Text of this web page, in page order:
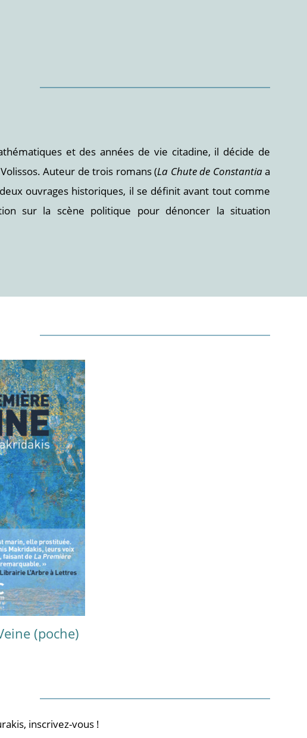
et des années de vie citadine, il décide de
Auteur de trois romans (La Chute de Constantiaa
ouvrages historiques, il se définit avant tout comme
sur la scène politique pour dénoncer la situation
(poche)
inscrivez-vous !